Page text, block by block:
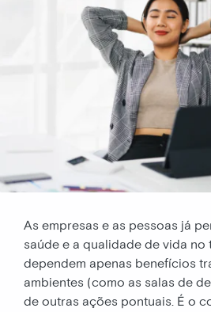
As empresas e as pessoas já
saúde e a qualidade de vida no
dependem apenas benefícios
ambientes (como as salas de
de outras ações pontuais. É o